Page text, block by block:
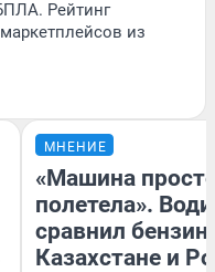
Рейтинг
из
МНЕНИЕ
«Машина
полетела».
сравнил бензин
Казахстане и